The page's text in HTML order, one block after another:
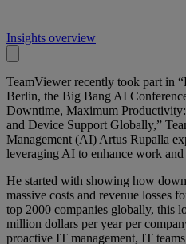
Insights overview
TeamViewer recently took part in
Berlin, the Big Bang AI
Downtime, Maximum
and Device Support Globally,”
Management (AI) Artus Rupalla
leveraging AI to enhance work
He started with showing how
massive costs and revenue losses
top 2000 companies globally, this
million dollars per year per
proactive IT management, IT